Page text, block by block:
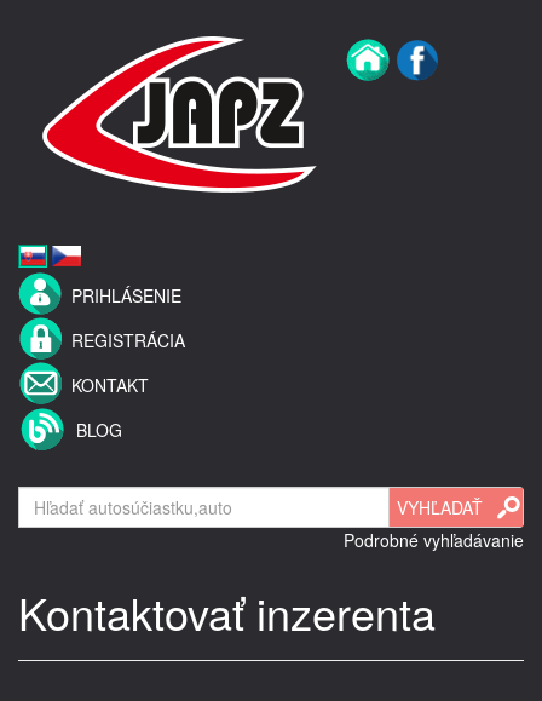
PRIHLÁSENIE
REGISTRÁCIA
KONTAKT
BLOG
Podrobné vyhľadávanie
Kontaktovať inzerenta